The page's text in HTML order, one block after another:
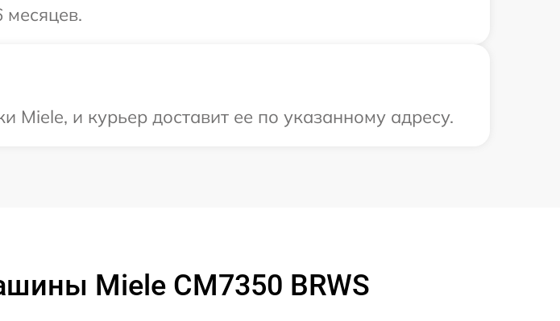
месяцев.
и курьер доставит ее по указанному адресу.
Miele CM7350 BRWS